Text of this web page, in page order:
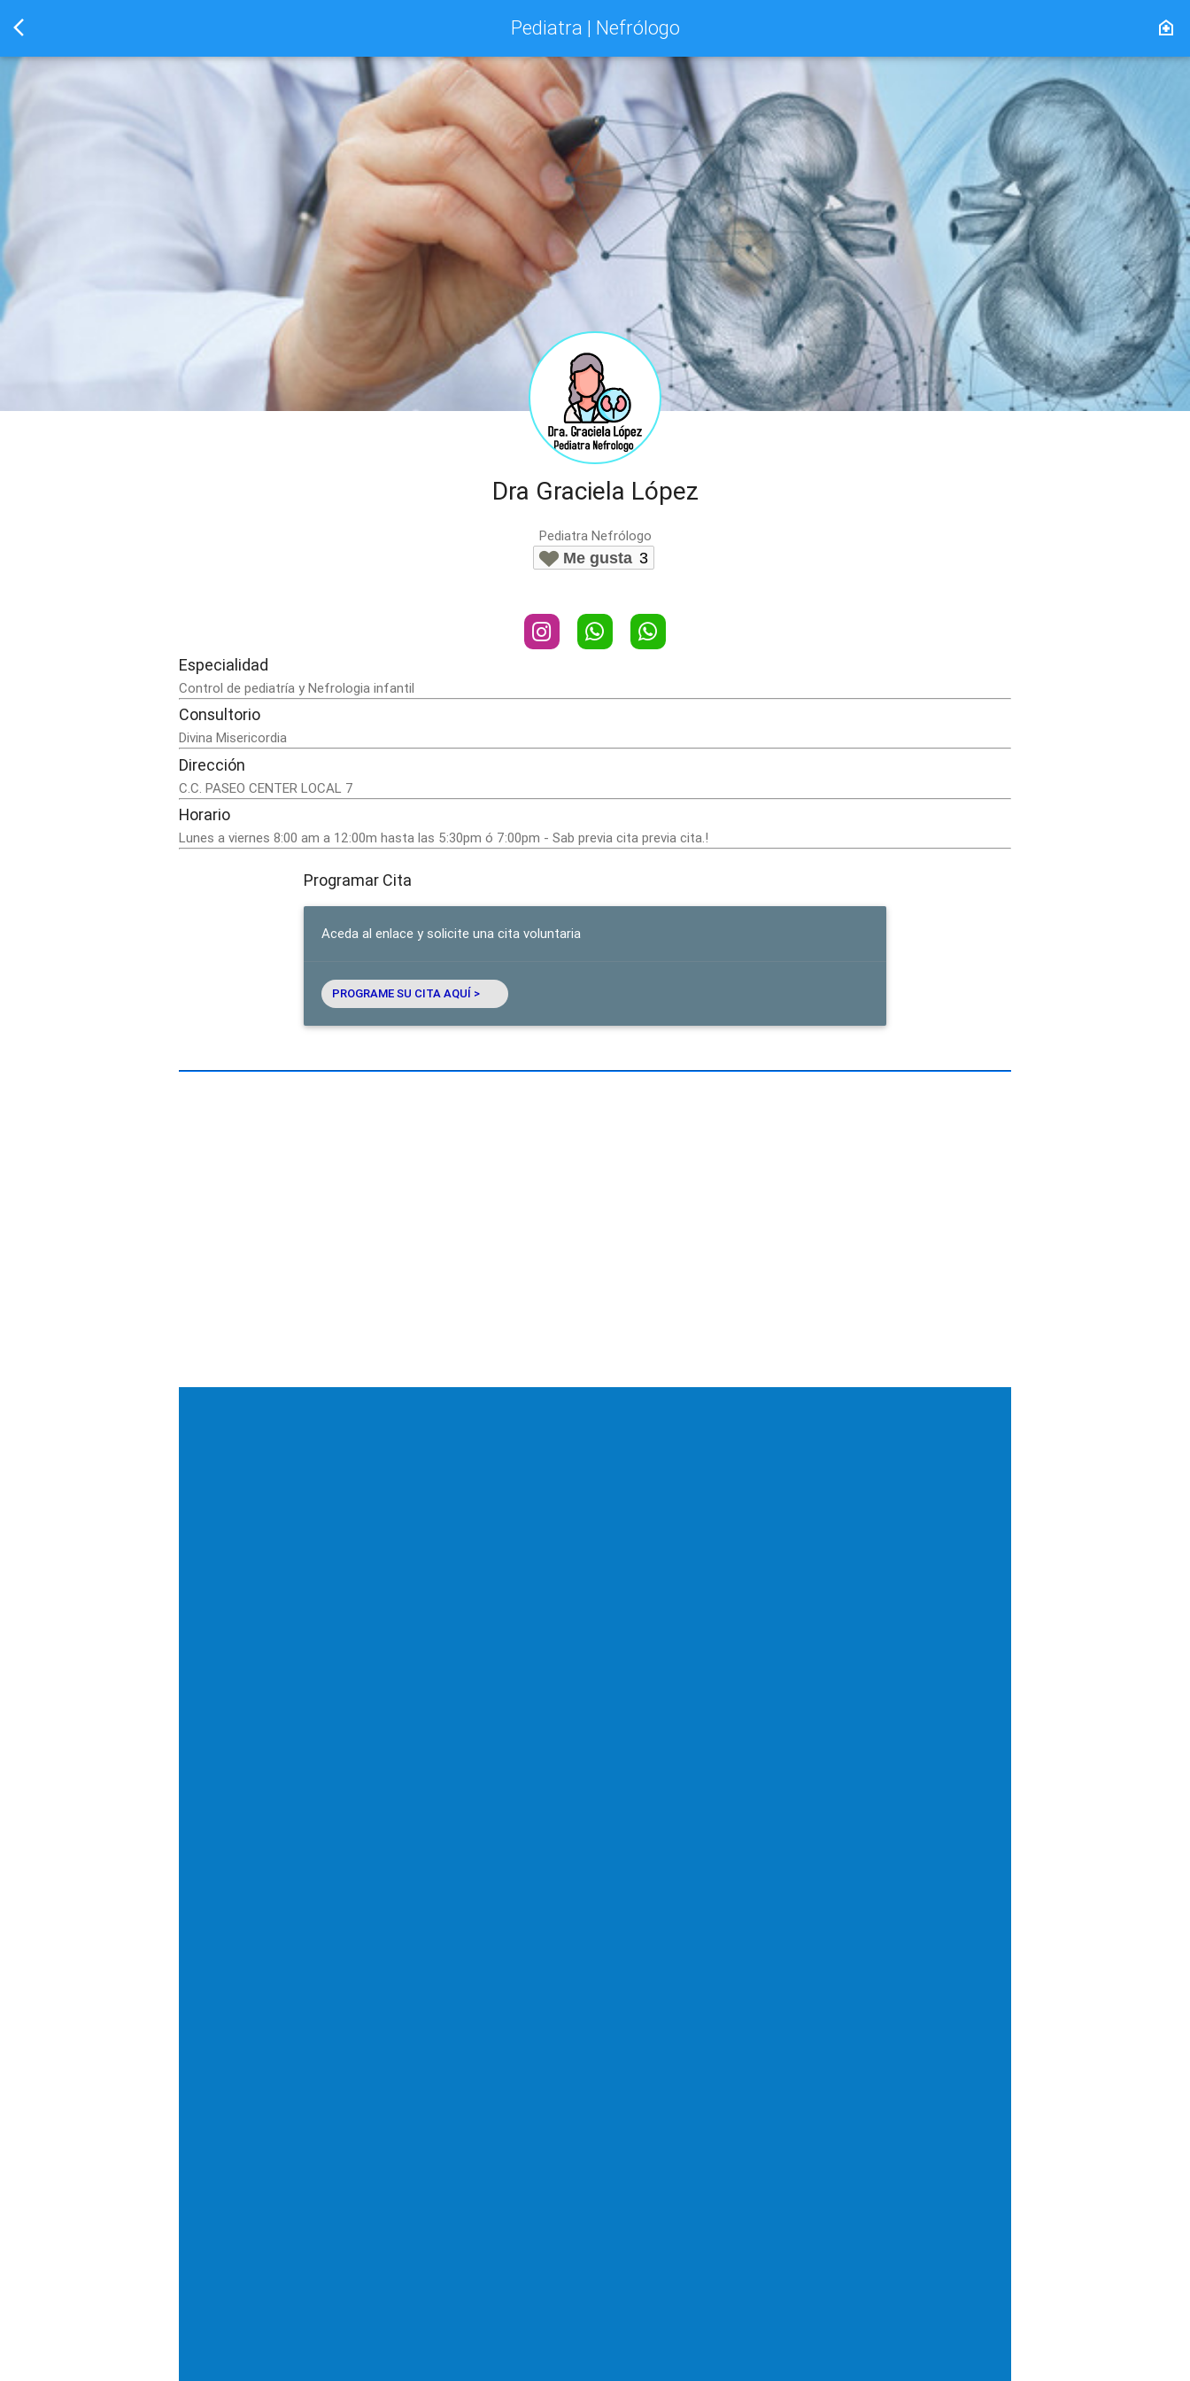
Pediatra | Nefrólogo
Dra Graciela López
Pediatra Nefrólogo
Me gusta 3
Especialidad
Control de pediatría y Nefrologia infantil
Consultorio
Divina Misericordia
Dirección
C.C. PASEO CENTER LOCAL 7
Horario
Lunes a viernes 8:00 am a 12:00m hasta las 5:30pm ó 7:00pm - Sab previa cita previa cita.!
Programar Cita
Aceda al enlace y solicite una cita voluntaria
PROGRAME SU CITA AQUÍ >